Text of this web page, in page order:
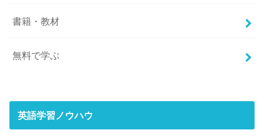
書籍・教材
無料で学ぶ
英語学習ノウハウ